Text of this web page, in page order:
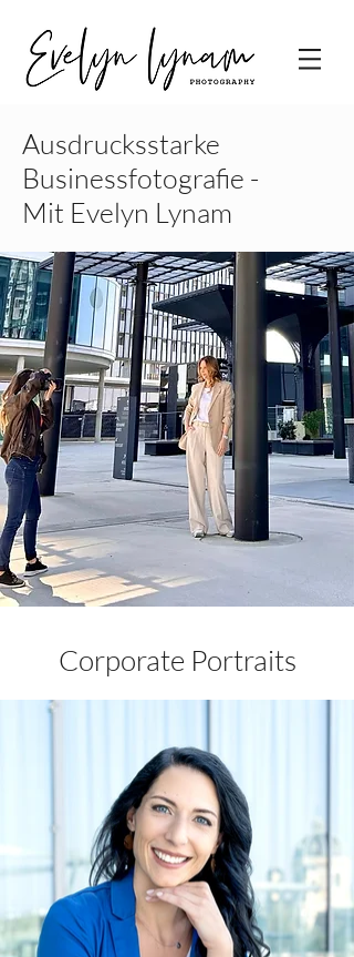
Ausdrucksstarke
Businessfotografie -
Mit Evelyn Lynam
Corporate Portraits